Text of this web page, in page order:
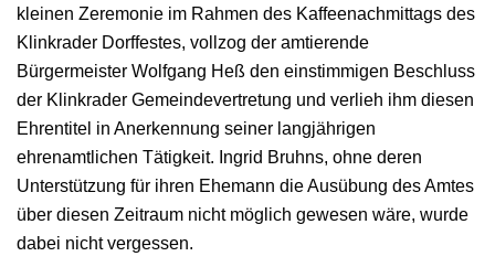
kleinen Zeremonie im Rahmen des Kaffeenachmittags des
Klinkrader Dorffestes, vollzog der amtierende
Bürgermeister Wolfgang Heß den einstimmigen Beschluss
der Klinkrader Gemeindevertretung und verlieh ihm diesen
Ehrentitel in Anerkennung seiner langjährigen
ehrenamtlichen Tätigkeit. Ingrid Bruhns, ohne deren
Unterstützung für ihren Ehemann die Ausübung des Amtes
über diesen Zeitraum nicht möglich gewesen wäre, wurde
dabei nicht vergessen.